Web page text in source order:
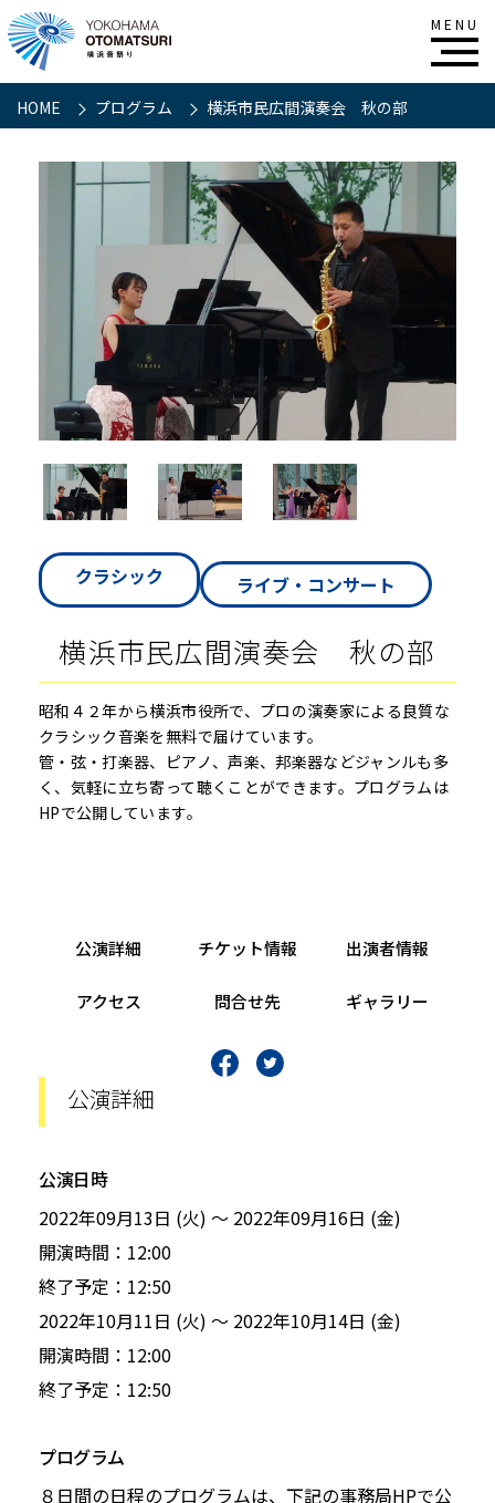
HOME プログラム 横浜市民広間演奏会 秋の部
クラシック ライブ・コンサート
横浜市民広間演奏会 秋の部
昭和４２年から横浜市役所で、プロの演奏家による良質な
クラシック音楽を無料で届けています。
管・弦・打楽器、ピアノ、声楽、邦楽器などジャンルも多
く、気軽に立ち寄って聴くことができます。プログラムは
HPで公開しています。
公演詳細
公演日時
2022年09月13日 (火) ～ 2022年09月16日 (金)
開演時間：12:00
終了予定：12:50
2022年10月11日 (火) ～ 2022年10月14日 (金)
開演時間：12:00
終了予定：12:50
プログラム
８日間の日程のプログラムは、下記の事務局HPで公
公演詳細 チケット情報 出演者情報
アクセス 問合せ先 ギャラリー